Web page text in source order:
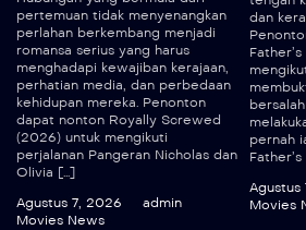
pertemuan tidak menyenangkan
perlahan berkembang menjadi
romansa serius yang harus
menghadapi kewajiban kerajaan,
perhatian media, dan perbedaan
kehidupan mereka. Penonton
dapat nonton Royally Screwed
(2026) untuk mengikuti
perjalanan Pangeran Nicholas dan
Olivia […]
Agustus 7, 2026
admin
Movies News
dan
pernah
Agustus
Movies